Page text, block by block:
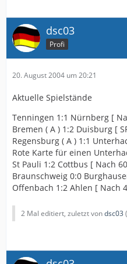
dsc03
Profi
20. August 2004 um 20:21
Aktuelle Spielstände
Tenningen 1:1 Nürnberg [
Bremen ( A ) 1:2 Duisburg [
Regensburg ( A ) 1:1
Rote Karte für einen
St Pauli 1:2 Cottbus [ Nach
Braunschweig 0:0
Offenbach 1:2 Ahlen [ Nach
2 Mal editiert, zuletzt vondsc03 (